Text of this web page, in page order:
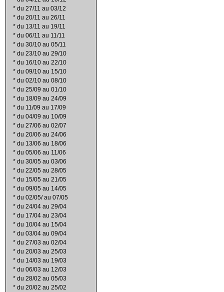
* du 27/11 au 03/12
* du 20/11 au 26/11
* du 13/11 au 19/11
* du 06/11 au 11/11
* du 30/10 au 05/11
* du 23/10 au 29/10
* du 16/10 au 22/10
* du 09/10 au 15/10
* du 02/10 au 08/10
* du 25/09 au 01/10
* du 18/09 au 24/09
* du 11/09 au 17/09
* du 04/09 au 10/09
* du 27/06 au 02/07
* du 20/06 au 24/06
* du 13/06 au 18/06
* du 05/06 au 11/06
* du 30/05 au 03/06
* du 22/05 au 28/05
* du 15/05 au 21/05
* du 09/05 au 14/05
* du 02/05/ au 07/05
* du 24/04 au 29/04
* du 17/04 au 23/04
* du 10/04 au 15/04
* du 03/04 au 09/04
* du 27/03 au 02/04
* du 20/03 au 25/03
* du 14/03 au 19/03
* du 06/03 au 12/03
* du 28/02 au 05/03
* du 20/02 au 25/02